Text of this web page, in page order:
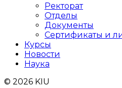
Ректорат
Отделы
Документы
Сертификаты и
Курсы
Новости
Наука
© 2026 KIU